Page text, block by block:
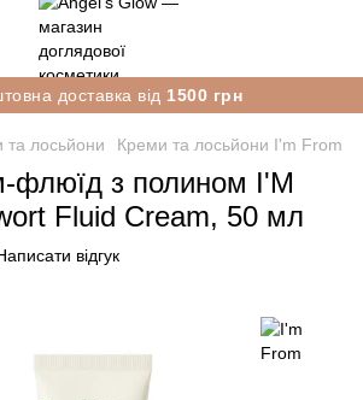
доставка від 1500 грн
та лосьйони Креми та лосьйони I'm From
флюїд з полином I'M
Fluid Cream, 50 мл
відгук